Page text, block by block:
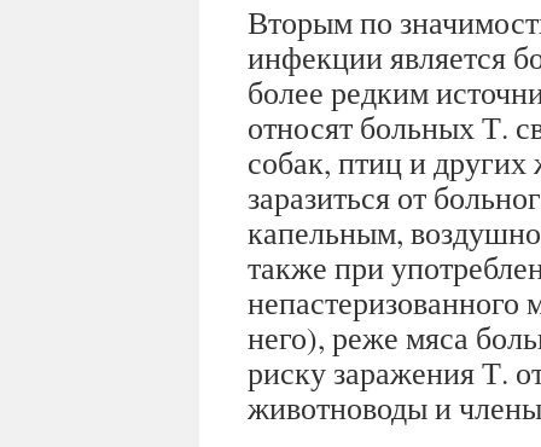
Вторым по
инфекции является
более редким
относят больных Т.
собак, птиц и
заразиться от
капельным,
также при
него), реже мяса
риску заражения Т.
животноводы и